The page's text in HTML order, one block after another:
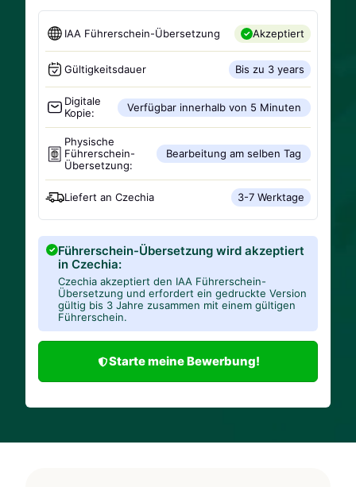
IAA Führerschein-Übersetzung Akzeptiert
Gültigkeitsdauer Bis zu 3 years
Digitale
Kopie:
Verfügbar innerhalb von 5 Minuten
Physische
Führerschein-
Übersetzung:
Bearbeitung am selben Tag
Liefert an Czechia 3-7 Werktage
Führerschein-Übersetzung wird akzeptiert
in Czechia:
Czechia akzeptiert den IAA Führerschein-
Übersetzung und erfordert ein gedruckte Version
gültig bis 3 Jahre zusammen mit einem gültigen
Führerschein.
Starte meine Bewerbung!